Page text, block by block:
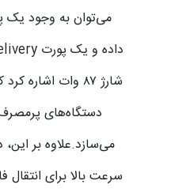
شارژ ۸۷ وات
دستگاه‌های
سرعت بالا برای انتقال